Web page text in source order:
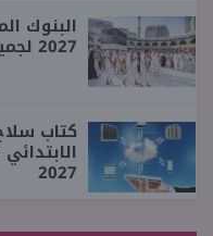
البنوك
2027 لجميع الفائزين
كتاب
2027